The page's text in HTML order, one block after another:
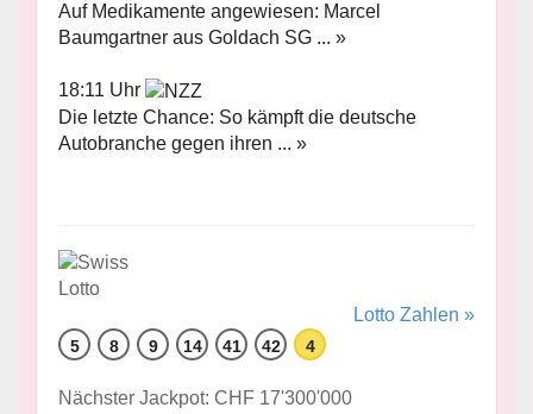
Auf Medikamente angewiesen: Marcel
Baumgartner aus Goldach SG ... »
18:11 Uhr
Die letzte Chance: So kämpft die deutsche
Autobranche gegen ihren ... »
Lotto Zahlen »
5 8 9 14 41 42 4
Nächster Jackpot: CHF 17'300'000